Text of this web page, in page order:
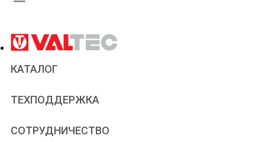
КАТАЛОГ
ТЕХПОДДЕРЖКА
Паспорта и сертификаты
Статьи
СОТРУДНИЧЕСТВО
Сантехникам